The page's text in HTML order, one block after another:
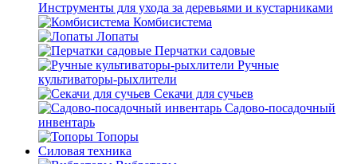
Инструменты для ухода за деревьями и кустарниками
Комбисистема
Лопаты
Перчатки садовые
Ручные
культиваторы-рыхлители
Секачи для сучьев
Садово-посадочный
инвентарь
Топоры
Силовая техника